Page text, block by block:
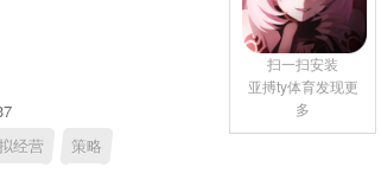
经营 策略
扫一扫安装
亚搏ty体育发现更
多